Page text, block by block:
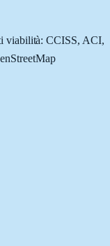
viabilità: CCISS, ACI,